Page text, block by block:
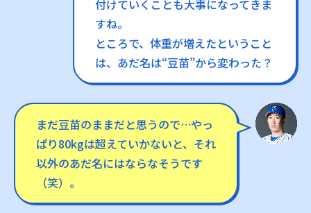
付けていくことも大事になってきま
すね。
ところで、体重が増えたということ
は、あだ名は“豆苗”から変わった？
まだ豆苗のままだと思うので…やっ
ぱり80kgは超えていかないと、それ
以外のあだ名にはならなそうです
（笑）。